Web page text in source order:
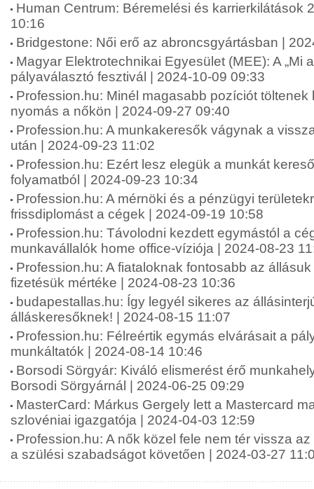
Human Centrum: Béremelési és karrierkilátások
10:16
Bridgestone: Női erő az abroncsgyártásban |
Magyar Elektrotechnikai Egyesület (MEE): A „Mi
pályaválasztó fesztivál | 2024-10-09 09:33
Profession.hu: Minél magasabb pozíciót
nyomás a nőkön | 2024-09-27 09:40
Profession.hu: A munkakeresők vágynak a
után | 2024-09-23 11:02
Profession.hu: Ezért lesz elegük a munkát
folyamatból | 2024-09-23 10:34
Profession.hu: A mérnöki és a pénzügyi
frissdiplomást a cégek | 2024-09-19 10:58
Profession.hu: Távolodni kezdett egymástól a
munkavállalók home office-víziója | 2024-08-23
Profession.hu: A fiataloknak fontosabb az
fizetésük mértéke | 2024-08-23 10:36
budapestallas.hu: Így legyél sikeres az
álláskeresőknek! | 2024-08-15 11:07
Profession.hu: Félreértik egymás elvárásait a
munkáltatók | 2024-08-14 10:46
Borsodi Sörgyár: Kiváló elismerést érő
Borsodi Sörgyárnál | 2024-06-25 09:29
MasterCard: Márkus Gergely lett a Mastercard
szlovéniai igazgatója | 2024-04-03 12:59
Profession.hu: A nők közel fele nem tér vissza
a szülési szabadságot követően | 2024-03-27